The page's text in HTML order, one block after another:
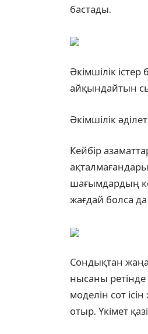
бастады.
Әкімшілік
айқындайтын
Әкімшілік
Кейбір
шағымдардың
жағдай болса да
Сондықтан жаңа
нысаны ретінде
моделін сот
отыр. Үкімет